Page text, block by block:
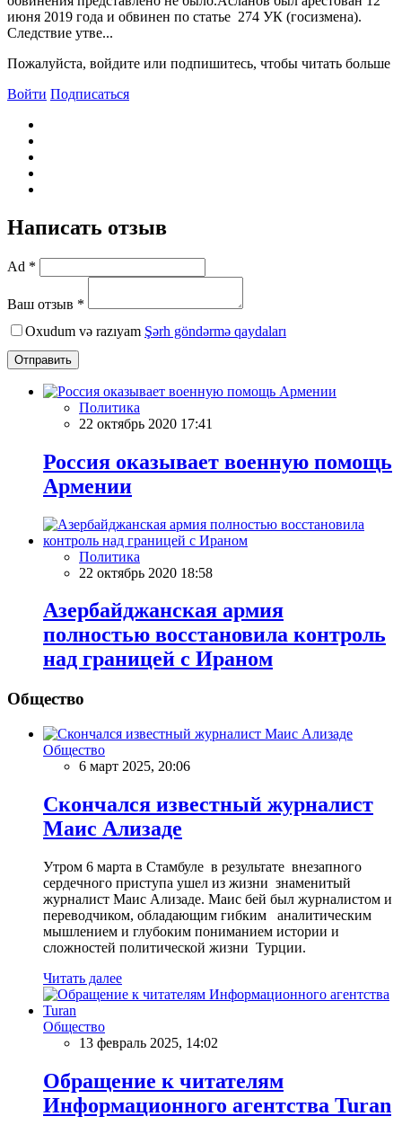
июня 2019 года и обвинен по статье 274 УК (госизмена).
Следствие утве...
Пожалуйста, войдите или подпишитесь, чтобы читать больше
Войти Подписаться
Написать отзыв
Ad *
Ваш отзыв *
Oxudum və razıyam Şərh göndərmə qaydaları
Отправить
Политика
22 октябрь 2020 17:41
Россия оказывает военную помощь
Армении
Политика
22 октябрь 2020 18:58
Азербайджанская армия
полностью восстановила контроль
над границей с Ираном
Общество
Общество
6 март 2025, 20:06
Скончался известный журналист
Маис Ализаде
Утром 6 марта в Стамбуле в результате внезапного
сердечного приступа ушел из жизни знаменитый
журналист Маис Ализаде. Маис бей был журналистом и
переводчиком, обладающим гибким аналитическим
мышлением и глубоким пониманием истории и
сложностей политической жизни Турции.
Читать далее
Общество
13 февраль 2025, 14:02
Обращение к читателям
Информационного агентства Turan